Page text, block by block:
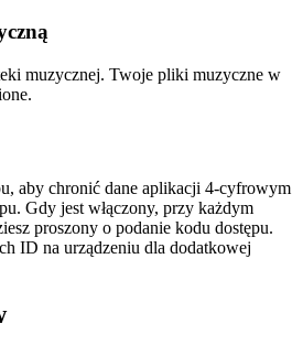
muzycznej. Twoje pliki muzyczne w
aby chronić dane aplikacji 4-cyfrowym
Gdy jest włączony, przy każdym
proszony o podanie kodu dostępu.
ID na urządzeniu dla dodatkowej